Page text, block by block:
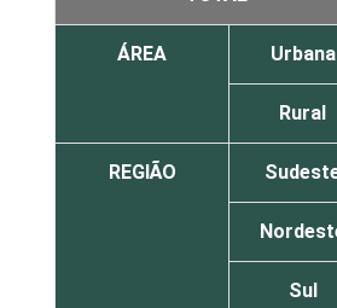
ÁREA Urbana
Rural
REGIÃO
Sul